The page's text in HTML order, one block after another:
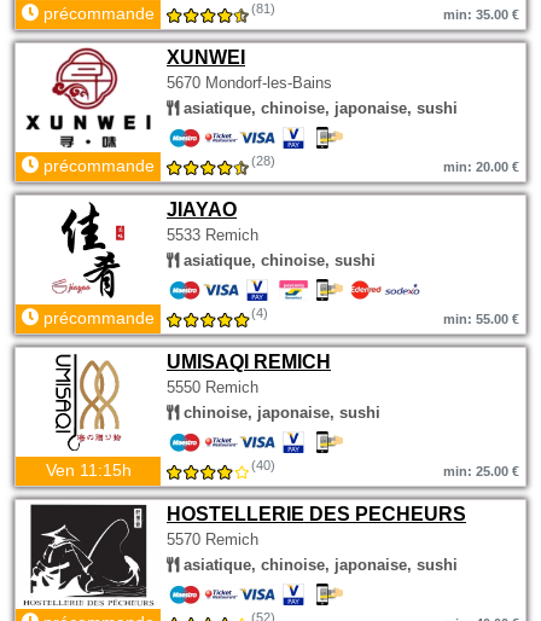
précommande (81) min: 35.00 €
XUNWEI
5670 Mondorf-les-Bains
asiatique, chinoise, japonaise, sushi
précommande (28) min: 20.00 €
JIAYAO
5533 Remich
asiatique, chinoise, sushi
précommande (4) min: 55.00 €
UMISAQI REMICH
5550 Remich
chinoise, japonaise, sushi
Ven 11:15h (40) min: 25.00 €
HOSTELLERIE DES PECHEURS
5570 Remich
asiatique, chinoise, japonaise, sushi
(52)